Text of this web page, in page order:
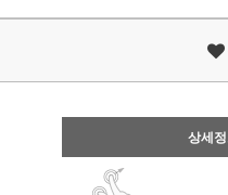
상세